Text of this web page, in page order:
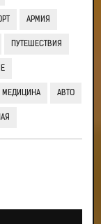
АРМИЯ
ПУТЕШЕСТВИЯ
МЕДИЦИНА АВТО